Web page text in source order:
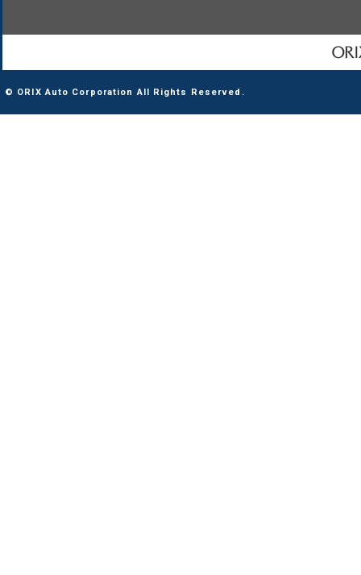
© ORIX Auto Corporation All Rights Reserved.